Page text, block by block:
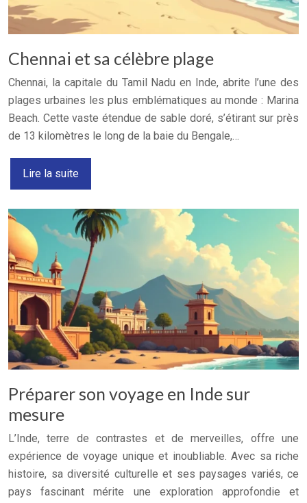
Chennai et sa célèbre plage
Chennai, la capitale du Tamil Nadu en Inde, abrite l’une des
plages urbaines les plus emblématiques au monde : Marina
Beach. Cette vaste étendue de sable doré, s’étirant sur près
de 13 kilomètres le long de la baie du Bengale,…
Lire la suite
Préparer son voyage en Inde sur
mesure
L’Inde, terre de contrastes et de merveilles, offre une
expérience de voyage unique et inoubliable. Avec sa riche
histoire, sa diversité culturelle et ses paysages variés, ce
pays fascinant mérite une exploration approfondie et